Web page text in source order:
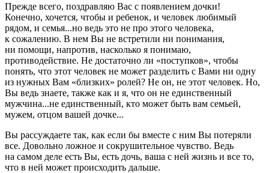
Прежде всего, поздравляю Вас с появлением дочки!
Конечно, хочется, чтобы и ребенок, и человек любимый
рядом, и семья...но ведь это не про этого человека,
к сожалению. В нем Вы не встретили ни понимания,
ни помощи, напротив, насколько я понимаю,
противодействие. Не достаточно ли «поступков», чтобы
понять, что этот человек не может разделить с Вами ни одну
из нужных Вам «близких» ролей? Не он, не этот человек. Но,
Вы ведь знаете, также как и я, что он не единственный
мужчина...не единственный, кто может быть вам семьей,
мужем, отцом вашей дочке...
Вы рассуждаете так, как если бы вместе с ним Вы потеряли
все. Довольно ложное и сокрушительное чувство. Ведь
на самом деле есть Вы, есть дочь, ваша с ней жизнь и все то,
что в ней может происходить дальше.